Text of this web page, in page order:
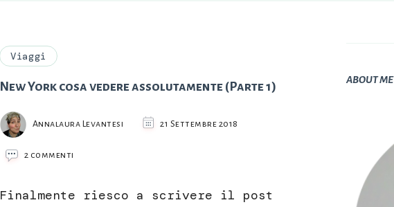
Viaggi
New York cosa vedere assolutamente (Parte 1)
Annalaura Levantesi 21 Settembre 2018
2 commenti
cosa
Finalmente riesco a scrivere il post
ABOUT ME